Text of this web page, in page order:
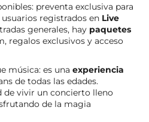
preventa exclusiva para
usuarios registrados en Live
generales, hay paquetes
regalos exclusivos y acceso
música: es una experiencia
de todas las edades.
de vivir un concierto lleno
de la magia